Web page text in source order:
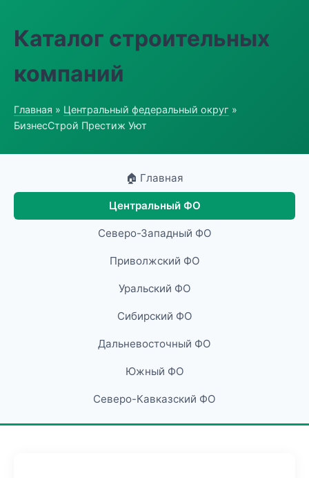
Каталог строительных
компаний
Главная » Центральный федеральный округ »
БизнесСтрой Престиж Уют
🏠 Главная
Центральный ФО
Северо-Западный ФО
Приволжский ФО
Уральский ФО
Сибирский ФО
Дальневосточный ФО
Южный ФО
Северо-Кавказский ФО